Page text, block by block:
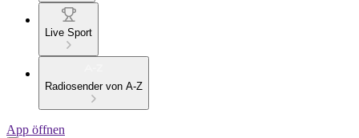
Live Sport
Radiosender von A-Z
App öffnen